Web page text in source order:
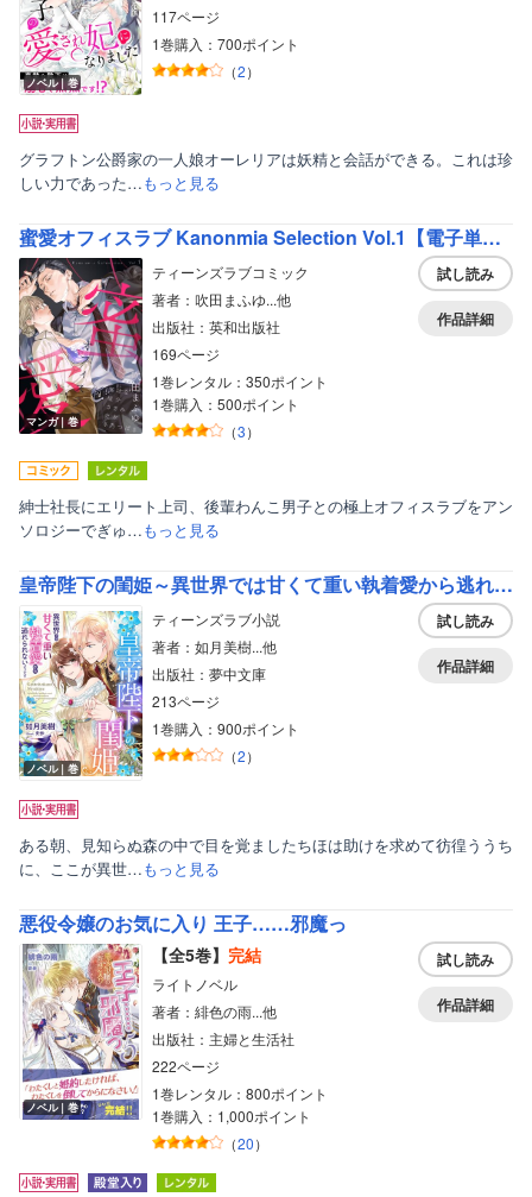
ノベル｜巻
117ページ
1巻購入：700ポイント
（2）
グラフトン公爵家の一人娘オーレリアは妖精と会話ができる。これは珍
しい力であった…もっと見る
蜜愛オフィスラブ Kanonmia Selection Vol.1【電子単行本版】
マンガ｜巻
ティーンズラブコミック
著者：吹田まふゆ...他
出版社：英和出版社
169ページ
1巻レンタル：350ポイント
1巻購入：500ポイント
（3）
試し読み
作品詳細
紳士社長にエリート上司、後輩わんこ男子との極上オフィスラブをアン
ソロジーでぎゅ…もっと見る
皇帝陛下の閨姫～異世界では甘くて重い執着愛から逃れられないようです～
ノベル｜巻
ティーンズラブ小説
著者：如月美樹...他
出版社：夢中文庫
213ページ
1巻購入：900ポイント
（2）
試し読み
作品詳細
ある朝、見知らぬ森の中で目を覚ましたちほは助けを求めて彷徨ううち
に、ここが異世…もっと見る
悪役令嬢のお気に入り 王子……邪魔っ
ノベル｜巻
【全5巻】 完結
ライトノベル
著者：緋色の雨...他
出版社：主婦と生活社
222ページ
1巻レンタル：800ポイント
1巻購入：1,000ポイント
（20）
試し読み
作品詳細